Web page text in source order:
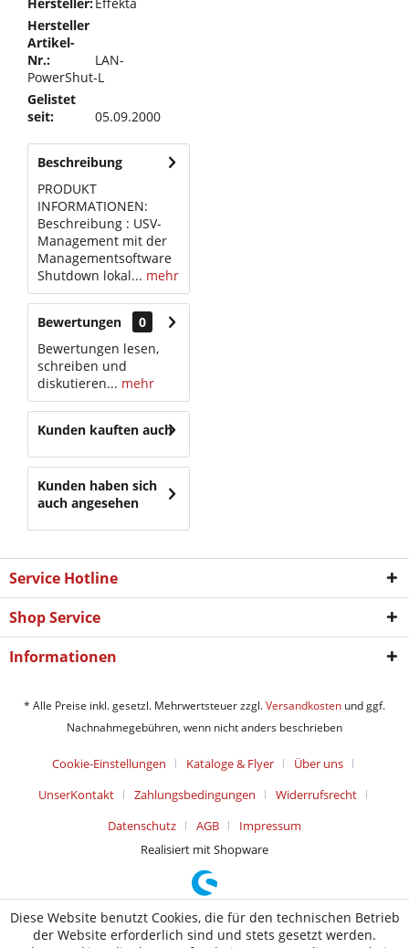
Hersteller
Artikel-
Nr.:
LAN-
PowerShut-L
Gelistet
seit:
05.09.2000
Beschreibung
PRODUKT
INFORMATIONEN:
Beschreibung : USV-
Management mit der
Managementsoftware
Shutdown lokal... mehr
Bewertungen
0
Bewertungen lesen,
schreiben und
diskutieren... mehr
Kunden kauften auch
Kunden haben sich
auch angesehen
Service Hotline
Shop Service
Informationen
* Alle Preise inkl. gesetzl. Mehrwertsteuer zzgl.Versandkosten und ggf.
Nachnahmegebühren, wenn nicht anders beschrieben
Cookie-Einstellungen Kataloge & Flyer
Über uns
UnserKontakt
Zahlungsbedingungen
Widerrufsrecht
Datenschutz
AGB
Impressum
Realisiert mit Shopware
Diese Website benutzt Cookies, die für den technischen Betrieb
der Website erforderlich sind und stets gesetzt werden.